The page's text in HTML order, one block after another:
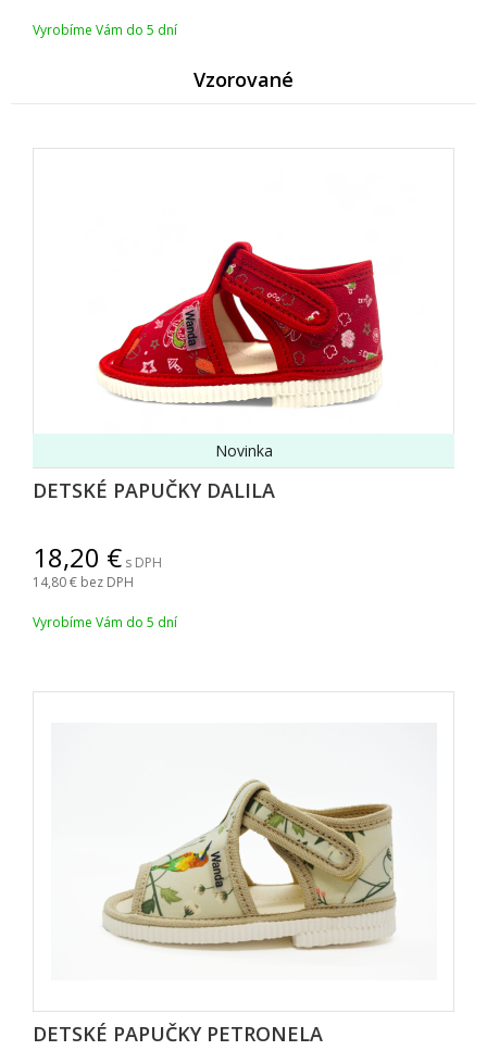
Vyrobíme Vám do 5 dní
Vzorované
DETSKÉ PAPUČKY DALILA
Novinka
18,20
s DPH
14,80 bez DPH
Vyrobíme Vám do 5 dní
DETSKÉ PAPUČKY PETRONELA